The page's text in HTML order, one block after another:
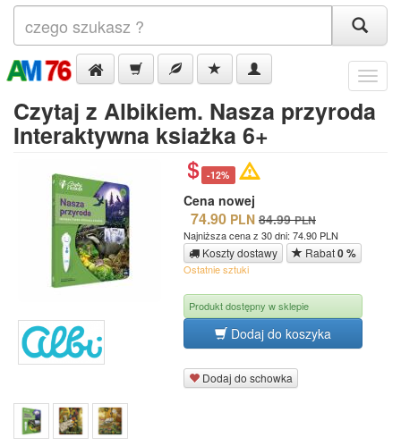
Menu
Czytaj z Albikiem. Nasza przyroda
Interaktywna ksiażka 6+
-12%
Cena nowej
74.90 PLN 84.99 PLN
Najniższa cena z 30 dni: 74.90 PLN
Koszty dostawy Rabat0 %
Ostatnie sztuki
Produkt dostępny w sklepie
Dodaj do koszyka
Dodaj do schowka